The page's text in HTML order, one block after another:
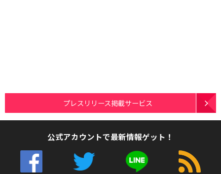
プレスリリース掲載サービス
公式アカウントで最新情報ゲット！